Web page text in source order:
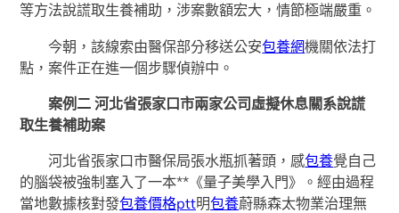
等方法說謊取生養補助，涉案數額宏大，情節極端嚴重。
今朝，該線索由醫保部分移送公安包養網機關依法打
點，案件正在進一個步驟偵辦中。
案例二 河北省張家口市兩家公司虛擬休息關系說謊
取生養補助案
河北省張家口市醫保局張水瓶抓著頭，感包養覺自己
的腦袋被強制塞入了一本**《量子美學入門》。經由過程
當地數據核對發包養價格ptt明包養蔚縣森太物業治理無